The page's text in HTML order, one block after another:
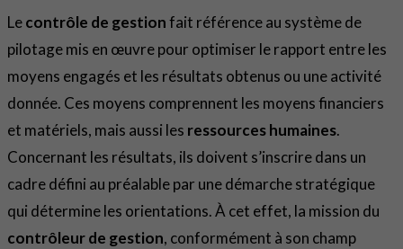
Lecontrôle de gestionfait référence au système de
pilotage mis en œuvre pour optimiser le rapport entre les
moyens engagés et les résultats obtenus ou une activité
donnée. Ces moyens comprennent les moyens financiers
et matériels, mais aussi les ressources humaines.
Concernant les résultats, ils doivent s’inscrire dans un
cadre défini au préalable par une démarche stratégique
qui détermine les orientations. À cet effet, la mission du
contrôleur de gestion, conformément à son champ